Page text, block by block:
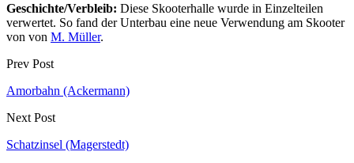
Geschichte/Verbleib: Diese Skooterhalle wurde in Einzelteilen
verwertet. So fand der Unterbau eine neue Verwendung am Skooter
von von M. Müller.
Prev Post
Amorbahn (Ackermann)
Next Post
Schatzinsel (Magerstedt)